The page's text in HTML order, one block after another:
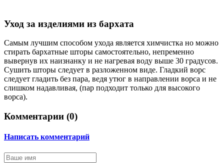
Уход за изделиями из бархата
Самым лучшим способом ухода является химчистка но можно
стирать бархатные шторы самостоятельно, непременно
вывернув их наизнанку и не нагревая воду выше 30 градусов.
Сушить шторы следует в разложенном виде. Гладкий ворс
следует гладить без пара, ведя утюг в направлении ворса и не
слишком надавливая, (пар подходит только для высокого
ворса).
Комментарии (0)
Написать комментарий